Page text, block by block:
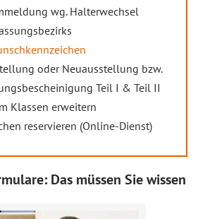
wg. Halterwechsel
oder Neuausstellung bzw.
Teil I & Teil II
Klassen erweitern
reservieren (Online-Dienst)
Das müssen Sie wissen